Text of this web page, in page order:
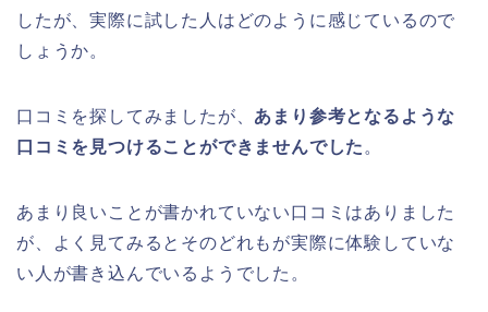
したが、実際に試した人はどのように感じているので
しょうか。
口コミを探してみましたが、 あまり参考となるような
口コミを見つけることができませんでした 。
あまり良いことが書かれていない口コミはありました
が、よく見てみるとそのどれもが実際に体験していな
い人が書き込んでいるようでした。